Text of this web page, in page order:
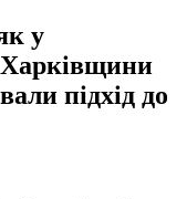
у
підхід до